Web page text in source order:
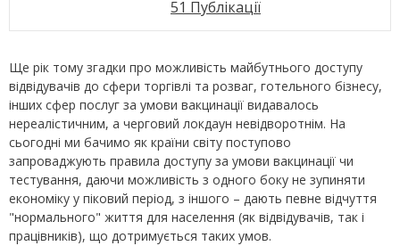
51 Публікації
Ще рік тому згадки про можливість майбутнього доступу
відвідувачів до сфери торгівлі та розваг, готельного бізнесу,
інших сфер послуг за умови вакцинації видавалось
нереалістичним, а черговий локдаун невідворотнім. На
сьогодні ми бачимо як країни світу поступово
запроваджують правила доступу за умови вакцинації чи
тестування, даючи можливість з одного боку не зупиняти
економіку у піковий період, з іншого – дають певне відчуття
"нормального" життя для населення (як відвідувачів, так і
працівників), що дотримується таких умов.